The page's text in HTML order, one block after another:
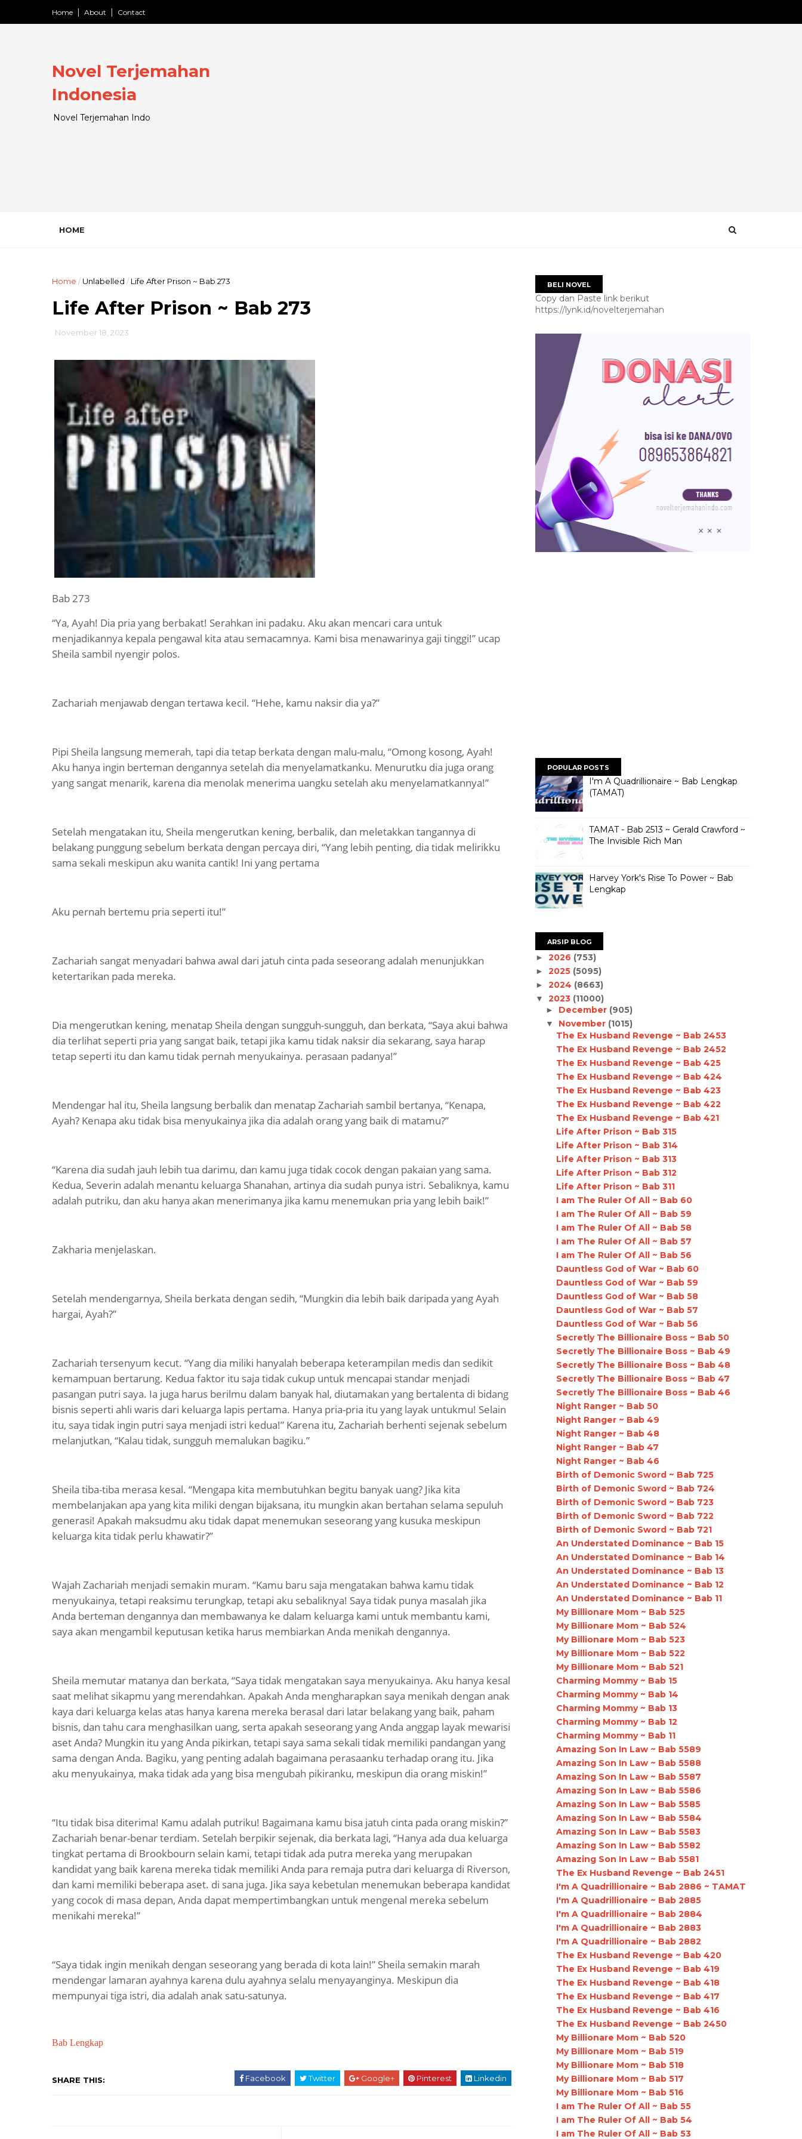
Home About Contact
Novel Terjemahan
Indonesia
Novel Terjemahan Indo
HOME
Home /Unlabelled / Life After Prison ~ Bab 273
Life After Prison ~ Bab 273
November 18, 2023
Bab 273
“Ya, Ayah! Dia pria yang berbakat! Serahkan ini padaku. Aku akan mencari cara untuk
menjadikannya kepala pengawal kita atau semacamnya. Kami bisa menawarinya gaji tinggi!” ucap
Sheila sambil nyengir polos.
Zachariah menjawab dengan tertawa kecil. “Hehe, kamu naksir dia ya?”
Pipi Sheila langsung memerah, tapi dia tetap berkata dengan malu-malu, “Omong kosong, Ayah!
Aku hanya ingin berteman dengannya setelah dia menyelamatkanku. Menurutku dia juga orang
yang sangat menarik, karena dia menolak menerima uangku setelah aku menyelamatkannya!”
Setelah mengatakan itu, Sheila mengerutkan kening, berbalik, dan meletakkan tangannya di
belakang punggung sebelum berkata dengan percaya diri, “Yang lebih penting, dia tidak melirikku
sama sekali meskipun aku wanita cantik! Ini yang pertama
Aku pernah bertemu pria seperti itu!”
Zachariah sangat menyadari bahwa awal dari jatuh cinta pada seseorang adalah menunjukkan
ketertarikan pada mereka.
Dia mengerutkan kening, menatap Sheila dengan sungguh-sungguh, dan berkata, “Saya akui bahwa
dia terlihat seperti pria yang sangat baik, tetapi jika kamu tidak naksir dia sekarang, saya harap
tetap seperti itu dan kamu tidak pernah menyukainya. perasaan padanya!”
Mendengar hal itu, Sheila langsung berbalik dan menatap Zachariah sambil bertanya, “Kenapa,
Ayah? Kenapa aku tidak bisa menyukainya jika dia adalah orang yang baik di matamu?”
“Karena dia sudah jauh lebih tua darimu, dan kamu juga tidak cocok dengan pakaian yang sama.
Kedua, Severin adalah menantu keluarga Shanahan, artinya dia sudah punya istri. Sebaliknya, kamu
adalah putriku, dan aku hanya akan menerimanya jika kamu menemukan pria yang lebih baik!”
Zakharia menjelaskan.
Setelah mendengarnya, Sheila berkata dengan sedih, “Mungkin dia lebih baik daripada yang Ayah
hargai, Ayah?”
Zachariah tersenyum kecut. “Yang dia miliki hanyalah beberapa keterampilan medis dan sedikit
kemampuan bertarung. Kedua faktor itu saja tidak cukup untuk mencapai standar menjadi
pasangan putri saya. Ia juga harus berilmu dalam banyak hal, diutamakan yang bertalenta di bidang
bisnis seperti ahli waris dari keluarga lapis pertama. Hanya pria-pria itu yang layak untukmu! Selain
itu, saya tidak ingin putri saya menjadi istri kedua!” Karena itu, Zachariah berhenti sejenak sebelum
melanjutkan, “Kalau tidak, sungguh memalukan bagiku.”
Sheila tiba-tiba merasa kesal. “Mengapa kita membutuhkan begitu banyak uang? Jika kita
membelanjakan apa yang kita miliki dengan bijaksana, itu mungkin akan bertahan selama sepuluh
generasi! Apakah maksudmu aku tidak dapat menemukan seseorang yang kusuka meskipun
keluarga kita tidak perlu khawatir?”
Wajah Zachariah menjadi semakin muram. “Kamu baru saja mengatakan bahwa kamu tidak
menyukainya, tetapi reaksimu terungkap, tetapi aku sebaliknya! Saya tidak punya masalah jika
Anda berteman dengannya dan membawanya ke dalam keluarga kami untuk membantu kami,
saya akan mengambil keputusan ketika harus membiarkan Anda menikah dengannya.
Sheila memutar matanya dan berkata, “Saya tidak mengatakan saya menyukainya. Aku hanya kesal
saat melihat sikapmu yang merendahkan. Apakah Anda mengharapkan saya menikah dengan anak
kaya dari keluarga kelas atas hanya karena mereka berasal dari latar belakang yang baik, paham
bisnis, dan tahu cara menghasilkan uang, serta apakah seseorang yang Anda anggap layak mewarisi
aset Anda? Mungkin itu yang Anda pikirkan, tetapi saya sama sekali tidak memiliki pandangan yang
sama dengan Anda. Bagiku, yang penting adalah bagaimana perasaanku terhadap orang itu. Jika
aku menyukainya, maka tidak ada yang bisa mengubah pikiranku, meskipun dia orang miskin!”
“Itu tidak bisa diterima! Kamu adalah putriku! Bagaimana kamu bisa jatuh cinta pada orang miskin?”
Zachariah benar-benar terdiam. Setelah berpikir sejenak, dia berkata lagi, “Hanya ada dua keluarga
tingkat pertama di Brookbourn selain kami, tetapi tidak ada putra mereka yang merupakan
kandidat yang baik karena mereka tidak memiliki Anda para remaja putra dari keluarga di Riverson,
dan kami memiliki beberapa aset. di sana juga. Jika saya kebetulan menemukan beberapa kandidat
yang cocok di masa depan, Anda dapat mempertimbangkan untuk mengenal mereka sebelum
menikahi mereka!”
“Saya tidak ingin menikah dengan seseorang yang berada di kota lain!” Sheila semakin marah
mendengar lamaran ayahnya karena dulu ayahnya selalu menyayanginya. Meskipun dia
mempunyai tiga istri, dia adalah anak satu-satunya.
Bab Lengkap
SHARE THIS: Facebook Twitter Google+ Pinterest Linkedin
BELI NOVEL
Copy dan Paste link berikut
https://lynk.id/novelterjemahan
POPULAR POSTS
I'm A Quadrillionaire ~ Bab Lengkap
(TAMAT)
TAMAT - Bab 2513 ~ Gerald Crawford ~
The Invisible Rich Man
Harvey York's Rise To Power ~ Bab
Lengkap
ARSIP BLOG
► 2026 (753)
► 2025 (5095)
► 2024 (8663)
▼ 2023 (11000)
► December (905)
▼ November (1015)
The Ex Husband Revenge ~ Bab 2453
The Ex Husband Revenge ~ Bab 2452
The Ex Husband Revenge ~ Bab 425
The Ex Husband Revenge ~ Bab 424
The Ex Husband Revenge ~ Bab 423
The Ex Husband Revenge ~ Bab 422
The Ex Husband Revenge ~ Bab 421
Life After Prison ~ Bab 315
Life After Prison ~ Bab 314
Life After Prison ~ Bab 313
Life After Prison ~ Bab 312
Life After Prison ~ Bab 311
I am The Ruler Of All ~ Bab 60
I am The Ruler Of All ~ Bab 59
I am The Ruler Of All ~ Bab 58
I am The Ruler Of All ~ Bab 57
I am The Ruler Of All ~ Bab 56
Dauntless God of War ~ Bab 60
Dauntless God of War ~ Bab 59
Dauntless God of War ~ Bab 58
Dauntless God of War ~ Bab 57
Dauntless God of War ~ Bab 56
Secretly The Billionaire Boss ~ Bab 50
Secretly The Billionaire Boss ~ Bab 49
Secretly The Billionaire Boss ~ Bab 48
Secretly The Billionaire Boss ~ Bab 47
Secretly The Billionaire Boss ~ Bab 46
Night Ranger ~ Bab 50
Night Ranger ~ Bab 49
Night Ranger ~ Bab 48
Night Ranger ~ Bab 47
Night Ranger ~ Bab 46
Birth of Demonic Sword ~ Bab 725
Birth of Demonic Sword ~ Bab 724
Birth of Demonic Sword ~ Bab 723
Birth of Demonic Sword ~ Bab 722
Birth of Demonic Sword ~ Bab 721
An Understated Dominance ~ Bab 15
An Understated Dominance ~ Bab 14
An Understated Dominance ~ Bab 13
An Understated Dominance ~ Bab 12
An Understated Dominance ~ Bab 11
My Billionare Mom ~ Bab 525
My Billionare Mom ~ Bab 524
My Billionare Mom ~ Bab 523
My Billionare Mom ~ Bab 522
My Billionare Mom ~ Bab 521
Charming Mommy ~ Bab 15
Charming Mommy ~ Bab 14
Charming Mommy ~ Bab 13
Charming Mommy ~ Bab 12
Charming Mommy ~ Bab 11
Amazing Son In Law ~ Bab 5589
Amazing Son In Law ~ Bab 5588
Amazing Son In Law ~ Bab 5587
Amazing Son In Law ~ Bab 5586
Amazing Son In Law ~ Bab 5585
Amazing Son In Law ~ Bab 5584
Amazing Son In Law ~ Bab 5583
Amazing Son In Law ~ Bab 5582
Amazing Son In Law ~ Bab 5581
The Ex Husband Revenge ~ Bab 2451
I'm A Quadrillionaire ~ Bab 2886 ~ TAMAT
I'm A Quadrillionaire ~ Bab 2885
I'm A Quadrillionaire ~ Bab 2884
I'm A Quadrillionaire ~ Bab 2883
I'm A Quadrillionaire ~ Bab 2882
The Ex Husband Revenge ~ Bab 420
The Ex Husband Revenge ~ Bab 419
The Ex Husband Revenge ~ Bab 418
The Ex Husband Revenge ~ Bab 417
The Ex Husband Revenge ~ Bab 416
The Ex Husband Revenge ~ Bab 2450
My Billionare Mom ~ Bab 520
My Billionare Mom ~ Bab 519
My Billionare Mom ~ Bab 518
My Billionare Mom ~ Bab 517
My Billionare Mom ~ Bab 516
I am The Ruler Of All ~ Bab 55
I am The Ruler Of All ~ Bab 54
I am The Ruler Of All ~ Bab 53